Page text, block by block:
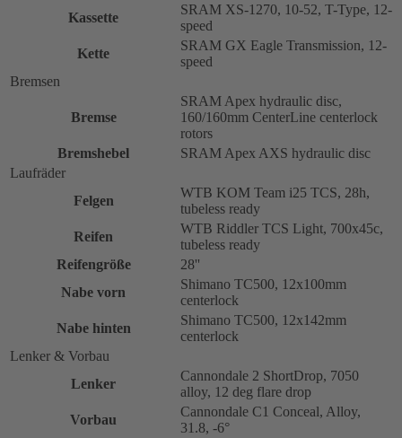
Kassette
SRAM XS-1270, 10-52, T-Type, 12-
speed
Kette
SRAM GX Eagle Transmission, 12-
speed
Bremsen
Bremse
SRAM Apex hydraulic disc,
160/160mm CenterLine centerlock
rotors
Bremshebel
SRAM Apex AXS hydraulic disc
Laufräder
Felgen
WTB KOM Team i25 TCS, 28h,
tubeless ready
Reifen
WTB Riddler TCS Light, 700x45c,
tubeless ready
Reifengröße
28''
Nabe vorn
Shimano TC500, 12x100mm
centerlock
Nabe hinten
Shimano TC500, 12x142mm
centerlock
Lenker & Vorbau
Lenker
Cannondale 2 ShortDrop, 7050
alloy, 12 deg flare drop
Vorbau
Cannondale C1 Conceal, Alloy,
31.8, -6°